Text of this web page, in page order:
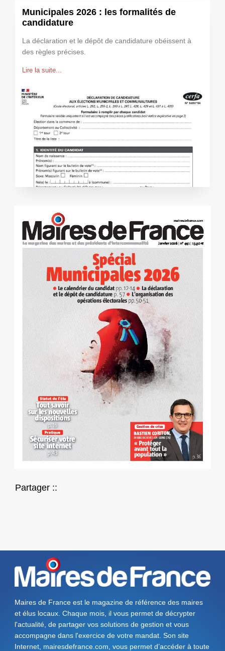
Municipales 2026 : les formalités de
candidature
La déclaration et le dépôt de candidature obéissent à
des règles précises.
Lire la suite...
Partager ::
Maires de France est le magazine de référence des maires
et élus locaux. Chaque mois, il vous permet de décrypter
l'actualité, de partager vos solutions de gestion et vous
accompagne dans l'exercice de votre mandat. Son site
Internet, mairesdefrance.com, vous permet d’accéder à toute